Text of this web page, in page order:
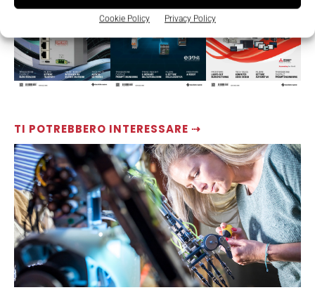
Cookie Policy Privacy Policy
TI POTREBBERO INTERESSARE ⇢